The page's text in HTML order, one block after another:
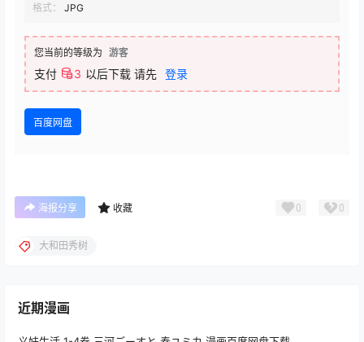
格式：
JPG
您当前的等级为 游客
支付 3 以后下载 请先 登录
百度网盘
海报分享 收藏 0 0
大和田秀树
近期漫画